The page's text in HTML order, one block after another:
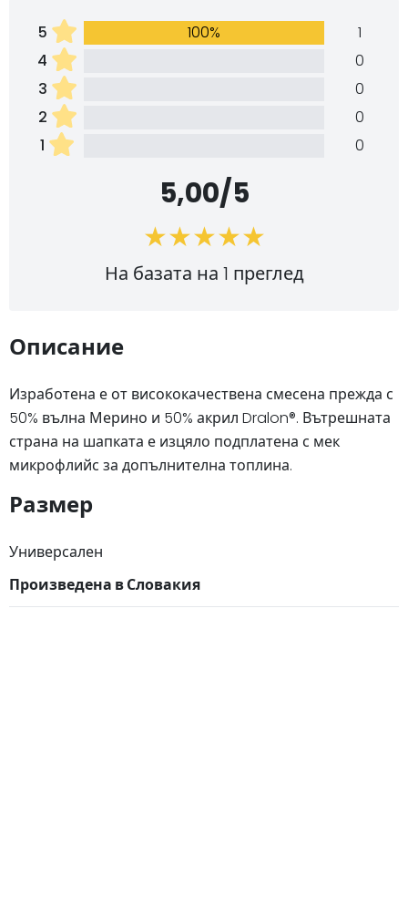
5 100%
1
4
0
3
0
2
0
1
0
5,00/5
На базата на 1 преглед
Описание
Изработена е от висококачествена смесена прежда с
50% вълна Мерино и 50% акрил Dralon®. Вътрешната
страна на шапката е изцяло подплатена с мек
микрофлийс за допълнителна топлина.
Размер
Универсален
Произведена в Словакия